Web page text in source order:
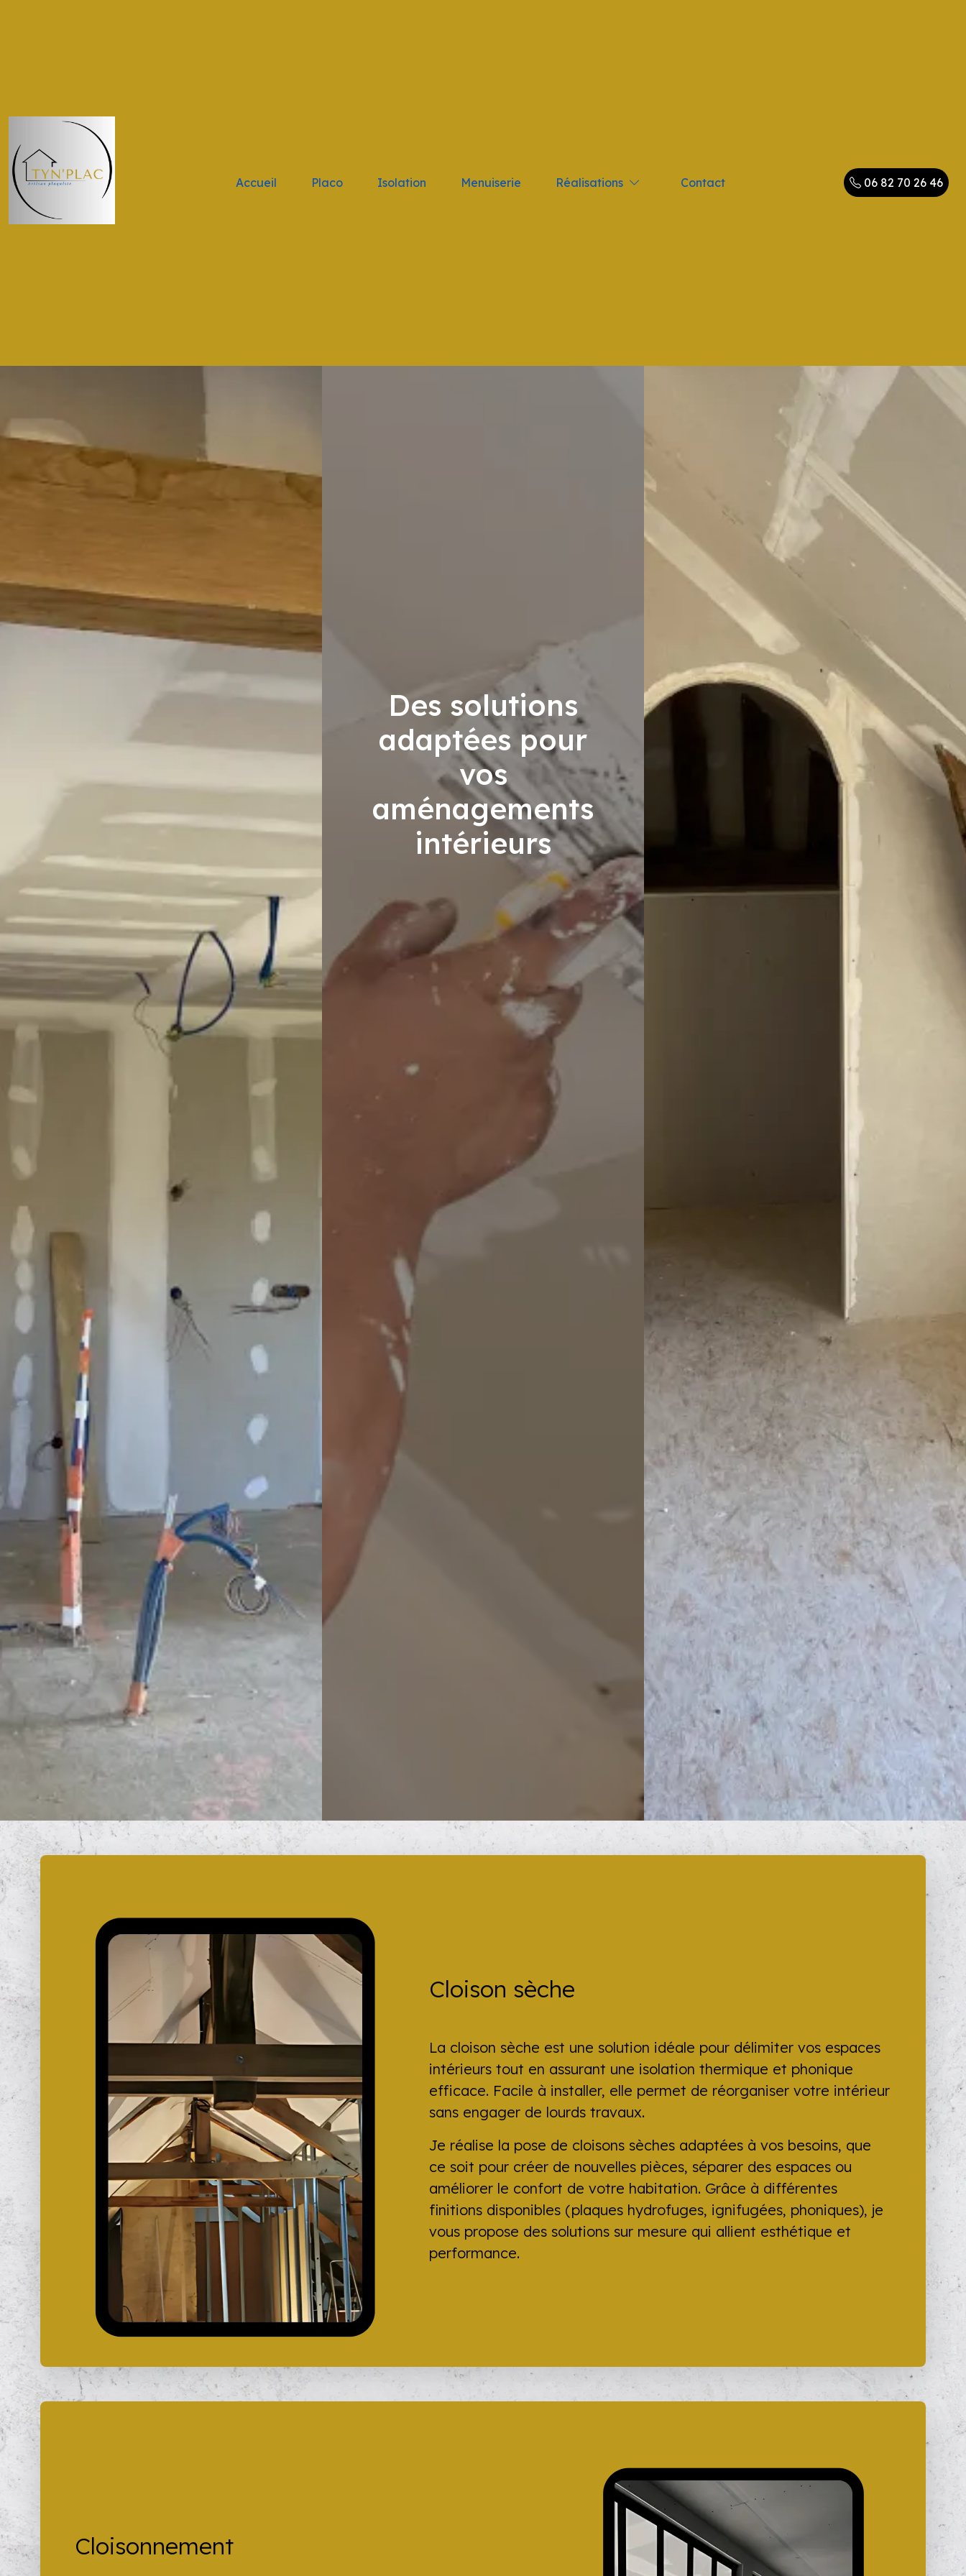
Accueil Placo Isolation Menuiserie Réalisations Contact 06 82 70 26 46
Des solutions
adaptées pour
vos
aménagements
intérieurs
Cloison sèche
La cloison sèche est une solution idéale pour délimiter vos espaces
intérieurs tout en assurant une isolation thermique et phonique
efficace. Facile à installer, elle permet de réorganiser votre intérieur
sans engager de lourds travaux.
Je réalise la pose de cloisons sèches adaptées à vos besoins, que
ce soit pour créer de nouvelles pièces, séparer des espaces ou
améliorer le confort de votre habitation. Grâce à différentes
finitions disponibles (plaques hydrofuges, ignifugées, phoniques), je
vous propose des solutions sur mesure qui allient esthétique et
performance.
Cloisonnement